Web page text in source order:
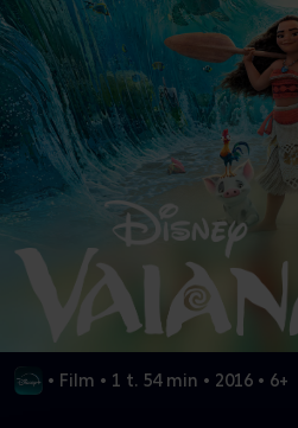
• Film • 1 t. 54 min • 2016 • 6+